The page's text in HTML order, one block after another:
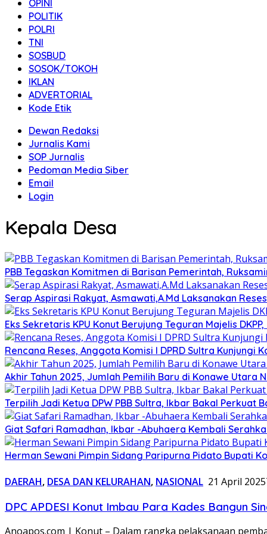
OPINI
POLITIK
POLRI
TNI
SOSBUD
SOSOK/TOKOH
IKLAN
ADVERTORIAL
Kode Etik
Dewan Redaksi
Jurnalis Kami
SOP Jurnalis
Pedoman Media Siber
Email
Login
Kepala Desa
PBB Tegaskan Komitmen di Barisan Pemerintah,
Serap Aspirasi Rakyat, Asmawati,A.Md Laksanakan
Eks Sekretaris KPU Konut Berujung Teguran Majelis
Rencana Reses, Anggota Komisi I DPRD Sultra Kunjungi
Akhir Tahun 2025, Jumlah Pemilih Baru di Konawe Utara
Terpilih Jadi Ketua DPW PBB Sultra, Ikbar Bakal Perkuat
Giat Safari Ramadhan, Ikbar -Abuhaera Kembali
Herman Sewani Pimpin Sidang Paripurna Pidato Bupati
DAERAH, DESA DAN KELURAHAN, NASIONAL 21 April 2025
DPC APDESI Konut Imbau Para Kades Bangun
Anoapos.com | Konut – Dalam rangka pelaksanaan